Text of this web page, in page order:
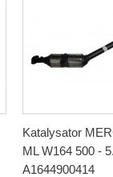
Katalysator
ML W164 500 -
A1644900414